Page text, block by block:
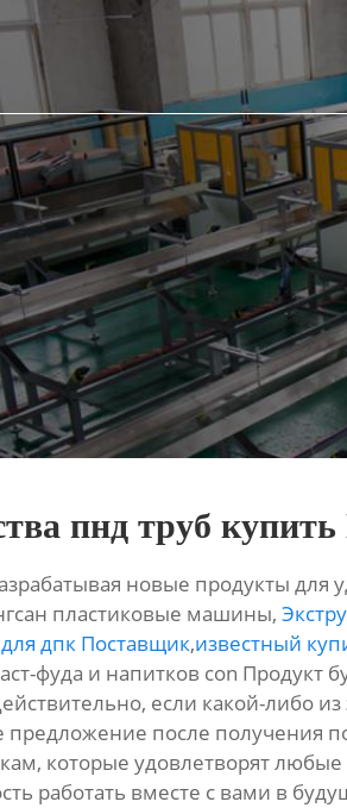
пнд труб
новые продукты для
пластиковые машины,
дпк Поставщик,известный
фуда и напитков con Продукт
если какой-либо
предложение после получения
которые удовлетворят
работать вместе с вами в